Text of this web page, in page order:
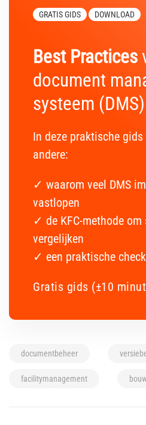
GRATIS GIDS DOWNLOAD
Best Practices
document
systeem (DMS)
In deze praktische
andere:
✓ waarom veel DMS
vastlopen
✓ de KFC-methode om
vergelijken
✓ een praktische
Gratis gids (±10
documentbeheer
facilitymanagement